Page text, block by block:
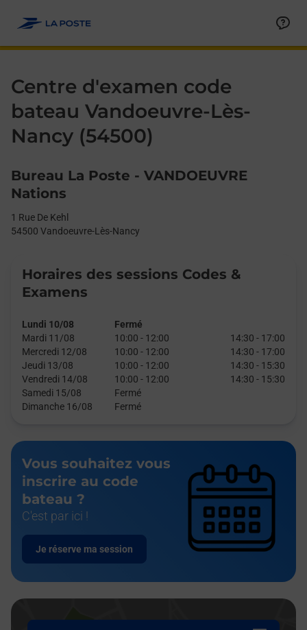
Centre d'examen code
bateau Vandoeuvre-Lès-
Nancy (54500)
Bureau La Poste - VANDOEUVRE
Nations
1 Rue De Kehl
54500 Vandoeuvre-Lès-Nancy
Horaires des sessions Codes &
Examens
Lundi 10/08
Fermé
Mardi 11/08
10:00 - 12:00 14:30 - 17:00
Mercredi 12/08
10:00 - 12:00 14:30 - 17:00
Jeudi 13/08
10:00 - 12:00 14:30 - 15:30
Vendredi 14/08
10:00 - 12:00 14:30 - 15:30
Samedi 15/08
Fermé
Dimanche 16/08
Fermé
Vous souhaitez vous
inscrire au code
bateau ?
C'est par ici !
Je réserve ma session